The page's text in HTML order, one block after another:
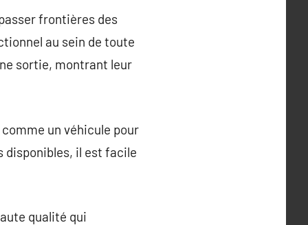
frontières des
au sein de toute
sortie, montrant leur
un véhicule pour
disponibles, il est facile
qualité qui